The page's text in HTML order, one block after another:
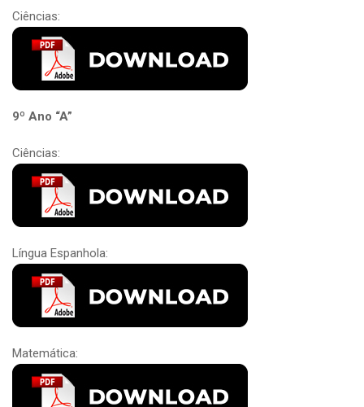
Ciências:
9º Ano “A”
Ciências:
Língua Espanhola:
Matemática: